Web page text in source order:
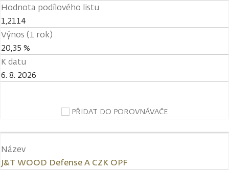
Hodnota podílového listu
1,2114
Výnos (1 rok)
20,35 %
K datu
6. 8. 2026
PŘIDAT DO POROVNÁVAČE
Název
J&T WOOD Defense A CZK OPF